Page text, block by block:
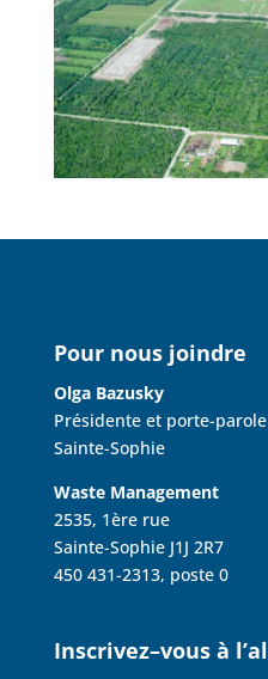
Pour nous joindre
Olga Bazusky
Présidente et porte-
Sainte-Sophie
Waste Management
2535, 1ère rue
Sainte-Sophie J1J 2R7
450 431-2313, poste 0
Inscrivez–vous à